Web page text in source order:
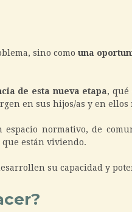
sino comouna
de esta nueva etapa, qué
en sus hijos/as y en ellos
espacio normativo, de
que están viviendo.
su capacidad y